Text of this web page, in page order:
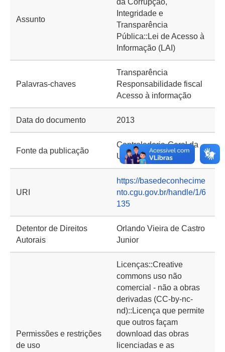
Assunto
da Corrupção,
Integridade e
Transparência
Pública::Lei de Acesso à
Informação (LAI)
Palavras-chaves
Transparência
Responsabilidade fiscal
Acesso à informação
Data do documento 2013
Fonte da publicação
Controladoria-Geral da
União (CGU)
URI
https://basedeconhecime
nto.cgu.gov.br/handle/1/6
135
Detentor de Direitos
Autorais
Orlando Vieira de Castro
Junior
Permissões e restrições
de uso
Licenças::Creative
commons uso não
comercial - não a obras
derivadas (CC-by-nc-
nd)::Licença que permite
que outros façam
download das obras
licenciadas e as